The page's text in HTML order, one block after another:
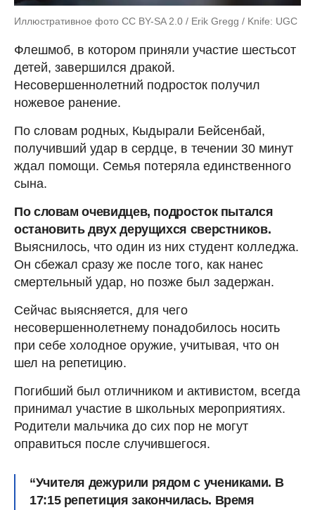
Иллюстративное фото CC BY-SA 2.0 / Erik Gregg / Knife: UGC
Флешмоб, в котором приняли участие шестьсот
детей, завершился дракой.
Несовершеннолетний подросток получил
ножевое ранение.
По словам родных, Кыдырали Бейсенбай,
получивший удар в сердце, в течении 30 минут
ждал помощи. Семья потеряла единственного
сына.
По словам очевидцев, подросток пытался
остановить двух дерущихся сверстников.
Выяснилось, что один из них студент колледжа.
Он сбежал сразу же после того, как нанес
смертельный удар, но позже был задержан.
Сейчас выясняется, для чего
несовершеннолетнему понадобилось носить
при себе холодное оружие, учитывая, что он
шел на репетицию.
Погибший был отличником и активистом, всегда
принимал участие в школьных мероприятиях.
Родители мальчика до сих пор не могут
оправиться после случившегося.
“Учителя дежурили рядом с учениками. В
17:15 репетиция закончилась. Время